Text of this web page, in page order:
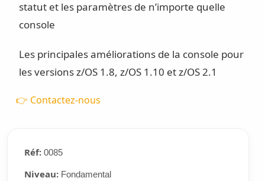
statut et les paramètres de n’importe quelle
console
Les principales améliorations de la console pour
les versions z/OS 1.8, z/OS 1.10 et z/OS 2.1
👉 Contactez-nous
Réf:0085
Niveau:Fondamental